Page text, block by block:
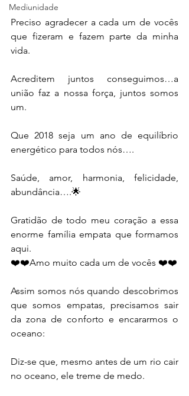
Mediunidade
Preciso agradecer a cada um de vocês
que fizeram e fazem parte da minha
vida.
Acreditem juntos conseguimos…a
união faz a nossa força, juntos somos
um.
Que 2018 seja um ano de equilíbrio
energético para todos nós….
Saúde, amor, harmonia, felicidade,
abundância….🌟
Gratidão de todo meu coração a essa
enorme família empata que formamos
aqui.
❤️❤️Amo muito cada um de vocês ❤️❤️
Assim somos nós quando descobrimos
que somos empatas, precisamos sair
da zona de conforto e encararmos o
oceano:
Diz-se que, mesmo antes de um rio cair
no oceano, ele treme de medo.